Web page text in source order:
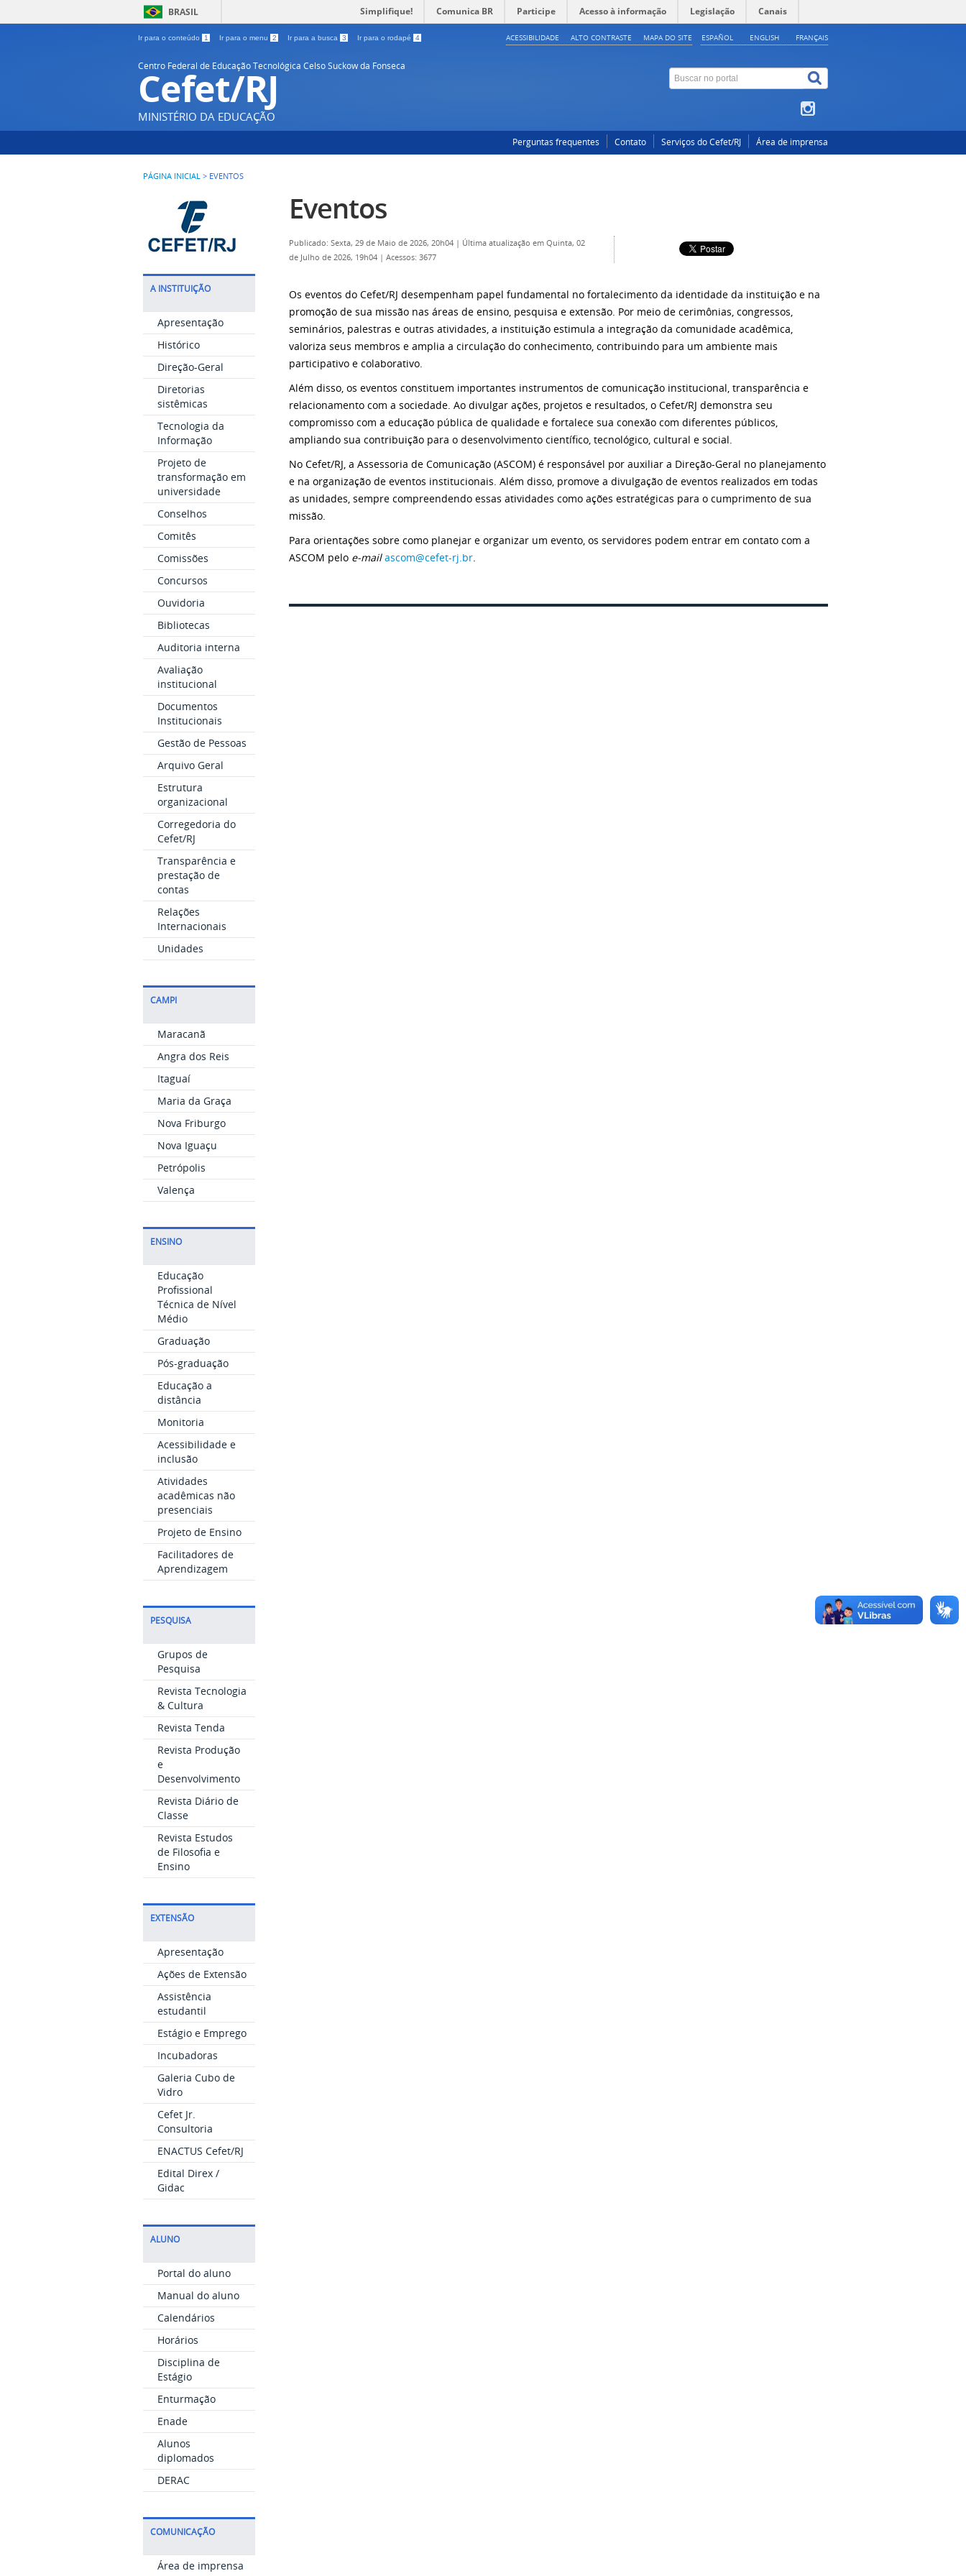
BRASIL Simplifique! Comunica BR Participe Acesso à informação Legislação Canais
Ir para o conteúdo 1 Ir para o menu 2 Ir para a busca 3 Ir para o rodapé 4 ESPAÑOL ENGLISH FRANÇAIS
ACESSIBILIDADE ALTO CONTRASTE MAPA DO SITE
Centro Federal de Educação Tecnológica Celso Suckow da Fonseca
Cefet/RJ
MINISTÉRIO DA EDUCAÇÃO
Perguntas frequentes Contato Serviços do Cefet/RJ Área de imprensa
PÁGINA INICIAL > EVENTOS
A INSTITUIÇÃO
Apresentação
Histórico
Direção-Geral
Diretorias
sistêmicas
Tecnologia da
Informação
Projeto de
transformação em
universidade
Conselhos
Comitês
Comissões
Concursos
Ouvidoria
Bibliotecas
Auditoria interna
Avaliação
institucional
Documentos
Institucionais
Gestão de Pessoas
Arquivo Geral
Estrutura
organizacional
Corregedoria do
Cefet/RJ
Transparência e
prestação de
contas
Relações
Internacionais
Unidades
CAMPI
Maracanã
Angra dos Reis
Itaguaí
Maria da Graça
Nova Friburgo
Nova Iguaçu
Petrópolis
Valença
ENSINO
Educação
Profissional
Técnica de Nível
Médio
Graduação
Pós-graduação
Educação a
distância
Monitoria
Acessibilidade e
inclusão
Atividades
acadêmicas não
presenciais
Projeto de Ensino
Facilitadores de
Aprendizagem
PESQUISA
Grupos de
Pesquisa
Revista Tecnologia
& Cultura
Revista Tenda
Revista Produção
e
Desenvolvimento
Revista Diário de
Classe
Revista Estudos
de Filosofia e
Ensino
EXTENSÃO
Apresentação
Ações de Extensão
Assistência
estudantil
Estágio e Emprego
Incubadoras
Galeria Cubo de
Vidro
Cefet Jr.
Consultoria
ENACTUS Cefet/RJ
Edital Direx /
Gidac
ALUNO
Portal do aluno
Manual do aluno
Calendários
Horários
Disciplina de
Estágio
Enturmação
Enade
Alunos
diplomados
DERAC
COMUNICAÇÃO
Área de imprensa
Eventos
Publicado: Sexta, 29 de Maio de 2026, 20h04 | Última atualização em Quinta, 02
de Julho de 2026, 19h04 | Acessos: 3677
Os eventos do Cefet/RJ desempenham papel fundamental no fortalecimento da identidade da instituição e na
promoção de sua missão nas áreas de ensino, pesquisa e extensão. Por meio de cerimônias, congressos,
seminários, palestras e outras atividades, a instituição estimula a integração da comunidade acadêmica,
valoriza seus membros e amplia a circulação do conhecimento, contribuindo para um ambiente mais
participativo e colaborativo.
Além disso, os eventos constituem importantes instrumentos de comunicação institucional, transparência e
relacionamento com a sociedade. Ao divulgar ações, projetos e resultados, o Cefet/RJ demonstra seu
compromisso com a educação pública de qualidade e fortalece sua conexão com diferentes públicos,
ampliando sua contribuição para o desenvolvimento científico, tecnológico, cultural e social.
No Cefet/RJ, a Assessoria de Comunicação (ASCOM) é responsável por auxiliar a Direção-Geral no planejamento
e na organização de eventos institucionais. Além disso, promove a divulgação de eventos realizados em todas
as unidades, sempre compreendendo essas atividades como ações estratégicas para o cumprimento de sua
missão.
Para orientações sobre como planejar e organizar um evento, os servidores podem entrar em contato com a
ASCOM pelo e-mail ascom@cefet-rj.br.